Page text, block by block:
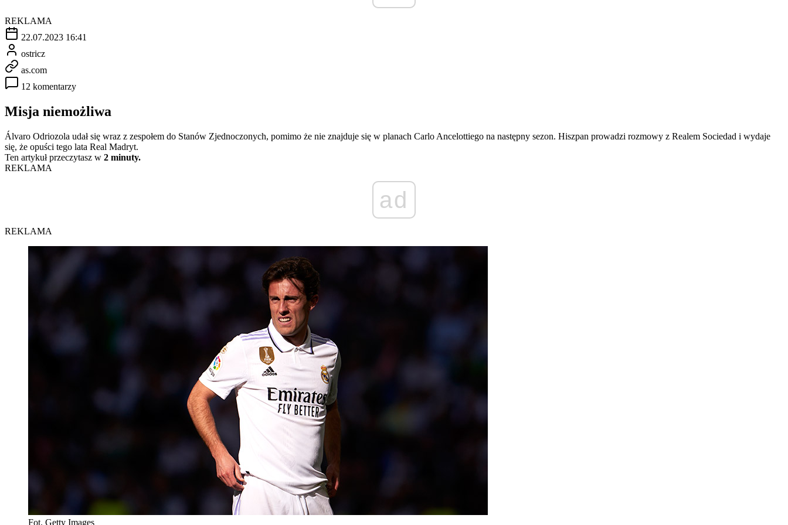
REKLAMA
22.07.2023 16:41
ostricz
as.com
12 komentarzy
Misja niemożliwa
Álvaro Odriozola udał się wraz z zespołem do Stanów Zjednoczonych, pomimo że nie znajduje się w planach Carlo Ancelottiego na następny sezon. Hiszpan prowadzi rozmowy z Realem Sociedad i wydaje
się, że opuści tego lata Real Madryt.
Ten artykuł przeczytasz w 2 minuty.
REKLAMA
ad
REKLAMA
Fot. Getty Images